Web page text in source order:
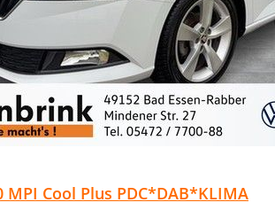
MPI Cool Plus PDC*DAB*KLIMA